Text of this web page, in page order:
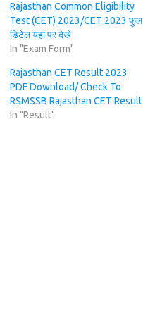
Rajasthan Common Eligibility
Test (CET) 2023/CET 2023 फुल
डिटेल यहां पर देखे
In "Exam Form"
Rajasthan CET Result 2023
PDF Download/ Check To
RSMSSB Rajasthan CET Result
In "Result"